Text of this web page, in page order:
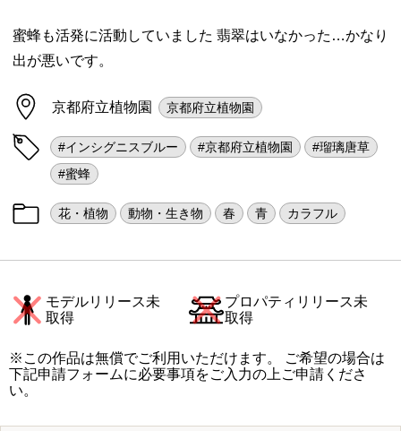
蜜蜂も活発に活動していました 翡翠はいなかった…かなり
出が悪いです。
京都府立植物園 京都府立植物園
#インシグニスブルー #京都府立植物園
#瑠璃唐草
#蜜蜂
花・植物 動物・生き物 春 青 カラフル
モデルリリース未
取得
プロパティリリース未
取得
※この作品は無償でご利用いただけます。 ご希望の場合は
下記申請フォームに必要事項をご入力の上ご申請くださ
い。